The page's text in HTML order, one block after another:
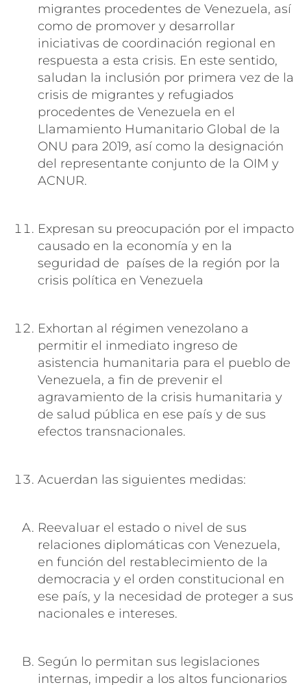
migrantes procedentes de Venezuela, así
como de promover y desarrollar
iniciativas de coordinación regional en
respuesta a esta crisis. En este sentido,
saludan la inclusión por primera vez de la
crisis de migrantes y refugiados
procedentes de Venezuela en el
Llamamiento Humanitario Global de la
ONU para 2019, así como la designación
del representante conjunto de la OIM y
ACNUR.
Expresan su preocupación por el impacto
causado en la economía y en la
seguridad de países de la región por la
crisis política en Venezuela
Exhortan al régimen venezolano a
permitir el inmediato ingreso de
asistencia humanitaria para el pueblo de
Venezuela, a fin de prevenir el
agravamiento de la crisis humanitaria y
de salud pública en ese país y de sus
efectos transnacionales.
Acuerdan las siguientes medidas:
Reevaluar el estado o nivel de sus
relaciones diplomáticas con Venezuela,
en función del restablecimiento de la
democracia y el orden constitucional en
ese país, y la necesidad de proteger a sus
nacionales e intereses.
Según lo permitan sus legislaciones
internas, impedir a los altos funcionarios